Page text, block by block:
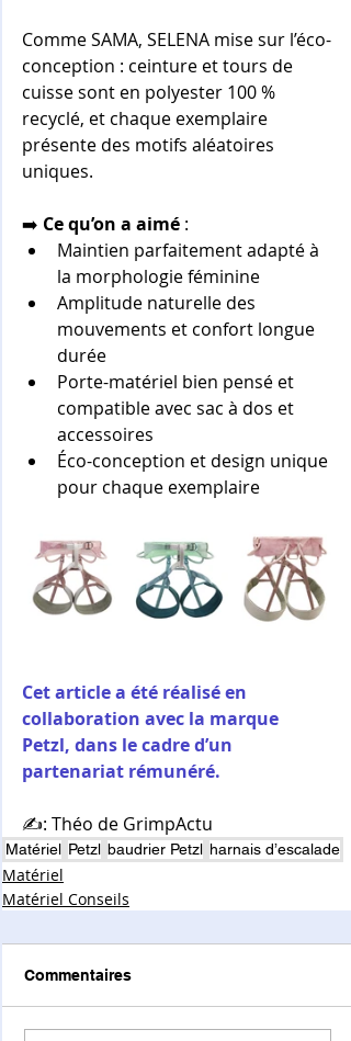
Comme SAMA, SELENA mise sur l’éco-
conception : ceinture et tours de
cuisse sont en polyester 100 %
recyclé, et chaque exemplaire
présente des motifs aléatoires
uniques.
➡️ Ce qu’on a aimé :
Maintien parfaitement adapté à
la morphologie féminine
Amplitude naturelle des
mouvements et confort longue
durée
Porte-matériel bien pensé et
compatible avec sac à dos et
accessoires
Éco-conception et design unique
pour chaque exemplaire
Cet article a été réalisé en
collaboration avec la marque
Petzl, dans le cadre d’un
partenariat rémunéré.
✍️: Théo de GrimpActu
Matériel Petzl baudrier Petzl harnais d’escalade
Matériel
Matériel Conseils
Commentaires